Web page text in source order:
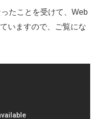
たことを受けて、Web
いますので、ご覧にな